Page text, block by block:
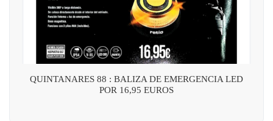
QUINTANARES 88 : BALIZA DE EMERGENCIA LED
POR 16,95 EUROS